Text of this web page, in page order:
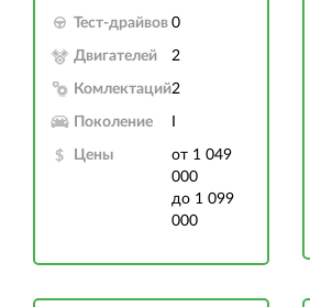
Тест-драйвов 0
Двигателей 2
Комлектаций2
Поколение
Цены
от 1 049
000
до 1 099
000